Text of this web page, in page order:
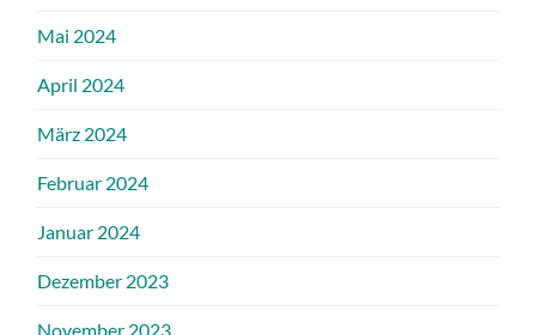
Mai 2024
April 2024
März 2024
Februar 2024
Januar 2024
Dezember 2023
November 2023